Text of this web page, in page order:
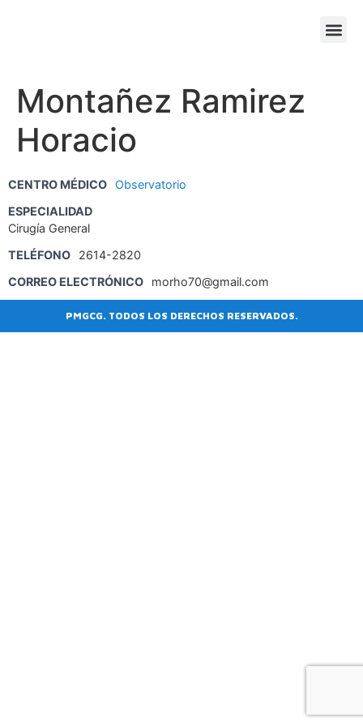
Montañez Ramirez
Horacio
CENTRO MÉDICO Observatorio
ESPECIALIDAD
Cirugía General
TELÉFONO
2614-2820
CORREO ELECTRÓNICO
morho70@gmail.com
PMGCG. TODOS LOS DERECHOS RESERVADOS.